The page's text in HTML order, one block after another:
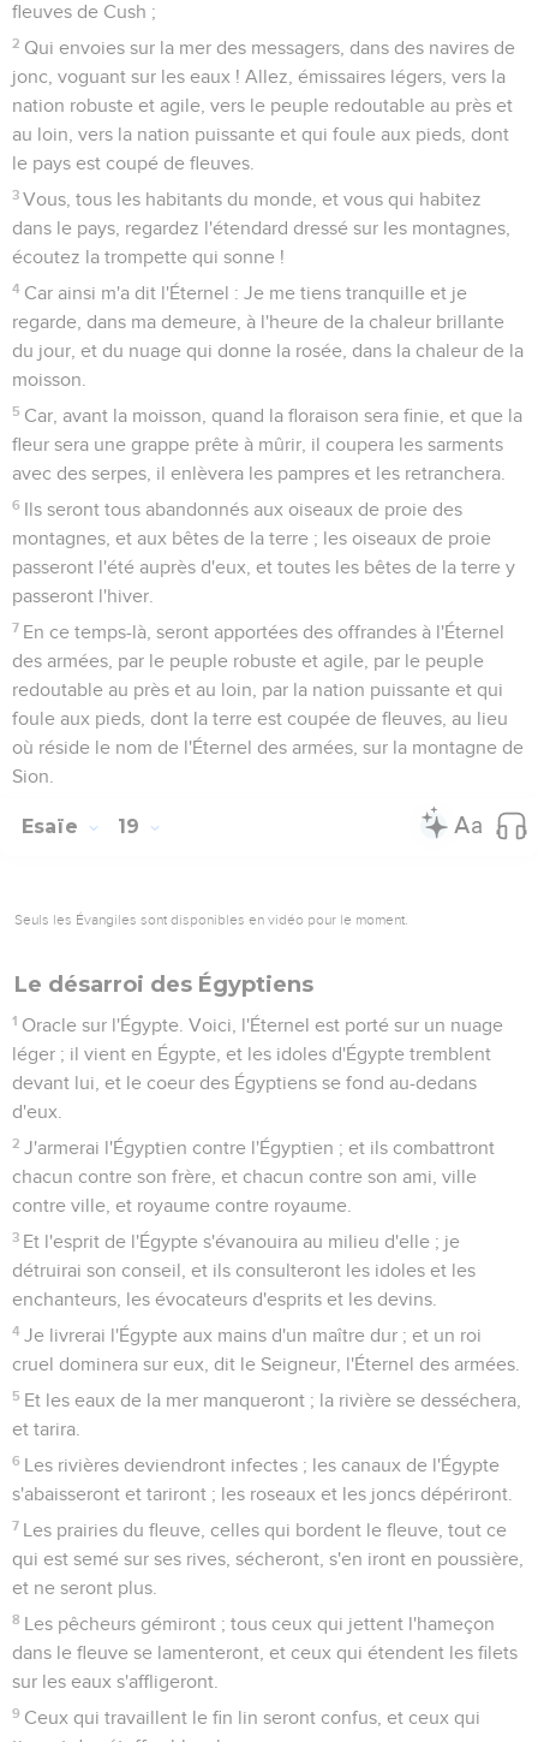
fleuves de Cush ;
2 Qui envoies sur la mer des messagers, dans des navires de
jonc, voguant sur les eaux ! Allez, émissaires légers, vers la
nation robuste et agile, vers le peuple redoutable au près et
au loin, vers la nation puissante et qui foule aux pieds, dont
le pays est coupé de fleuves.
3 Vous, tous les habitants du monde, et vous qui habitez
dans le pays, regardez l'étendard dressé sur les montagnes,
écoutez la trompette qui sonne !
4 Car ainsi m'a dit l'Éternel : Je me tiens tranquille et je
regarde, dans ma demeure, à l'heure de la chaleur brillante
du jour, et du nuage qui donne la rosée, dans la chaleur de la
moisson.
5 Car, avant la moisson, quand la floraison sera finie, et que la
fleur sera une grappe prête à mûrir, il coupera les sarments
avec des serpes, il enlèvera les pampres et les retranchera.
6 Ils seront tous abandonnés aux oiseaux de proie des
montagnes, et aux bêtes de la terre ; les oiseaux de proie
passeront l'été auprès d'eux, et toutes les bêtes de la terre y
passeront l'hiver.
7 En ce temps-là, seront apportées des offrandes à l'Éternel
des armées, par le peuple robuste et agile, par le peuple
redoutable au près et au loin, par la nation puissante et qui
foule aux pieds, dont la terre est coupée de fleuves, au lieu
où réside le nom de l'Éternel des armées, sur la montagne de
Sion.
Esaïe 19
Seuls les Évangiles sont disponibles en vidéo pour le moment.
Le désarroi des Égyptiens
1 Oracle sur l'Égypte. Voici, l'Éternel est porté sur un nuage
léger ; il vient en Égypte, et les idoles d'Égypte tremblent
devant lui, et le coeur des Égyptiens se fond au-dedans
d'eux.
2 J'armerai l'Égyptien contre l'Égyptien ; et ils combattront
chacun contre son frère, et chacun contre son ami, ville
contre ville, et royaume contre royaume.
3 Et l'esprit de l'Égypte s'évanouira au milieu d'elle ; je
détruirai son conseil, et ils consulteront les idoles et les
enchanteurs, les évocateurs d'esprits et les devins.
4 Je livrerai l'Égypte aux mains d'un maître dur ; et un roi
cruel dominera sur eux, dit le Seigneur, l'Éternel des armées.
5 Et les eaux de la mer manqueront ; la rivière se desséchera,
et tarira.
6 Les rivières deviendront infectes ; les canaux de l'Égypte
s'abaisseront et tariront ; les roseaux et les joncs dépériront.
7 Les prairies du fleuve, celles qui bordent le fleuve, tout ce
qui est semé sur ses rives, sécheront, s'en iront en poussière,
et ne seront plus.
8 Les pêcheurs gémiront ; tous ceux qui jettent l'hameçon
dans le fleuve se lamenteront, et ceux qui étendent les filets
sur les eaux s'affligeront.
9 Ceux qui travaillent le fin lin seront confus, et ceux qui